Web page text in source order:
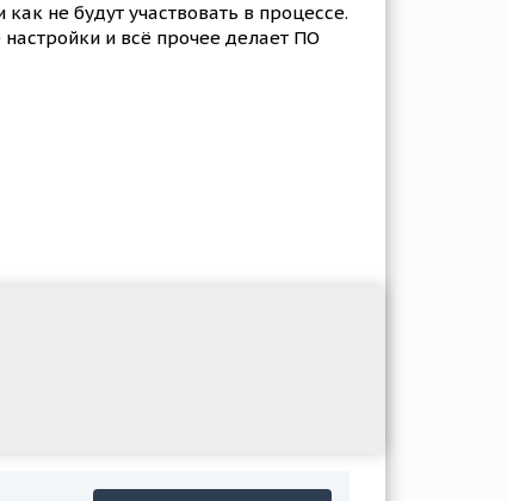
не будут участвовать в процессе.
и всё прочее делает ПО